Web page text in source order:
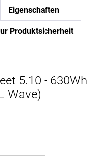
Eigenschaften
Produktsicherheit
5.10 - 630Wh
Wave)